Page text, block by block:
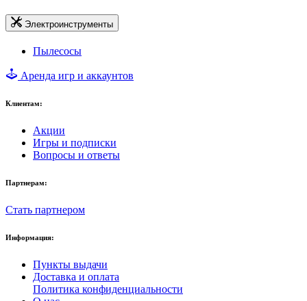
Электроинструменты
Пылесосы
Аренда игр и аккаунтов
Клиентам:
Акции
Игры и подписки
Вопросы и ответы
Партнерам:
Стать партнером
Информация:
Пункты выдачи
Доставка и оплата
Политика конфиденциальности